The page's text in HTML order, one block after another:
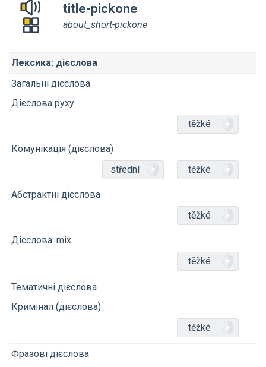
title-pickone
about_short-pickone
Лексика: дієслова
Загальні дієслова
Дієслова руху
těžké
Комунікація (дієслова)
střední
těžké
Абстрактні дієслова
těžké
Дієслова: mix
těžké
Тематичні дієслова
Кримінал (дієслова)
těžké
Фразові дієслова